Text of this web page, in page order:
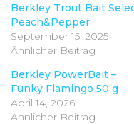
Berkley Trout Bait
Peach&Pepper
September 15, 2025
Ähnlicher Beitrag
Berkley PowerBait –
Funky Flamingo 50 g
April 14, 2026
Ähnlicher Beitrag